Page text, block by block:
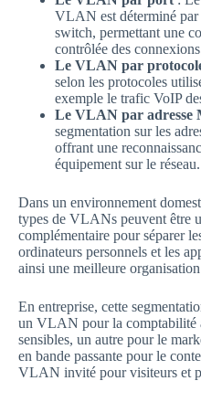
VLAN est déterminé
switch, permettant une
contrôlée des
Le VLAN par
selon les protocoles
exemple le trafic VoIP
Le VLAN par adresse
segmentation sur les
offrant une
équipement sur le réseau.
Dans un environnement
types de VLANs peuvent être
complémentaire pour séparer
ordinateurs personnels et les
ainsi une meilleure
En entreprise, cette
un VLAN pour la comptabilité
sensibles, un autre pour le
en bande passante pour le
VLAN invité pour visiteurs et